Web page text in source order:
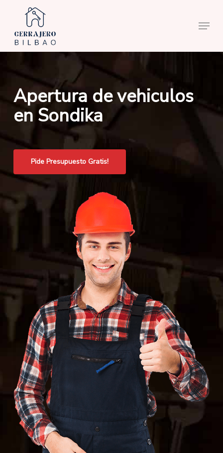
main
content
Menu
Apertura de vehiculos
en Sondika
Pide Presupuesto Gratis!